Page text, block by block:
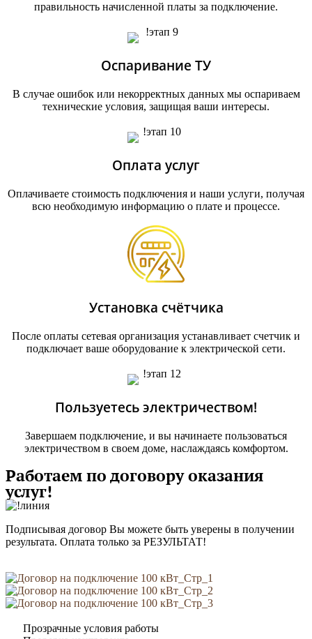
правильность начисленной платы за подключение.
Оспаривание ТУ
В случае ошибок или некорректных данных мы оспариваем
технические условия, защищая ваши интересы.
Оплата услуг
Оплачиваете стоимость подключения и наши услуги, получая
всю необходимую информацию о плате и процессе.
Установка счётчика
После оплаты сетевая организация устанавливает счетчик и
подключает ваше оборудование к электрической сети.
Пользуетесь электричеством!
Завершаем подключение, и вы начинаете пользоваться
электричеством в своем доме, наслаждаясь комфортом.
Работаем по договору оказания
услуг!
Подписывая договор Вы можете быть уверены в получении
результата. Оплата только за РЕЗУЛЬТАТ!
Прозрачные условия работы